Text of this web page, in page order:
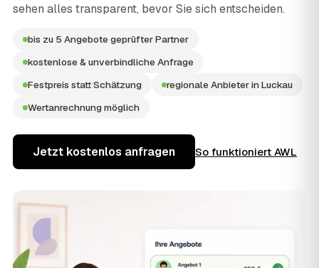
sehen alles transparent, bevor Sie sich entscheiden.
bis zu 5 Angebote geprüfter Partner
kostenlose & unverbindliche Anfrage
Festpreis statt Schätzung
regionale Anbieter in Luckau
Wertanrechnung möglich
Jetzt kostenlos anfragen So funktioniert AWL